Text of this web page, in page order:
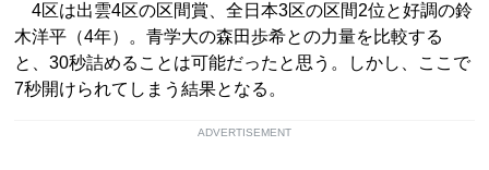
4区は出雲4区の区間賞、全日本3区の区間2位と好調の鈴
木洋平（4年）。青学大の森田歩希との力量を比較する
と、30秒詰めることは可能だったと思う。しかし、ここで
7秒開けられてしまう結果となる。
ADVERTISEMENT